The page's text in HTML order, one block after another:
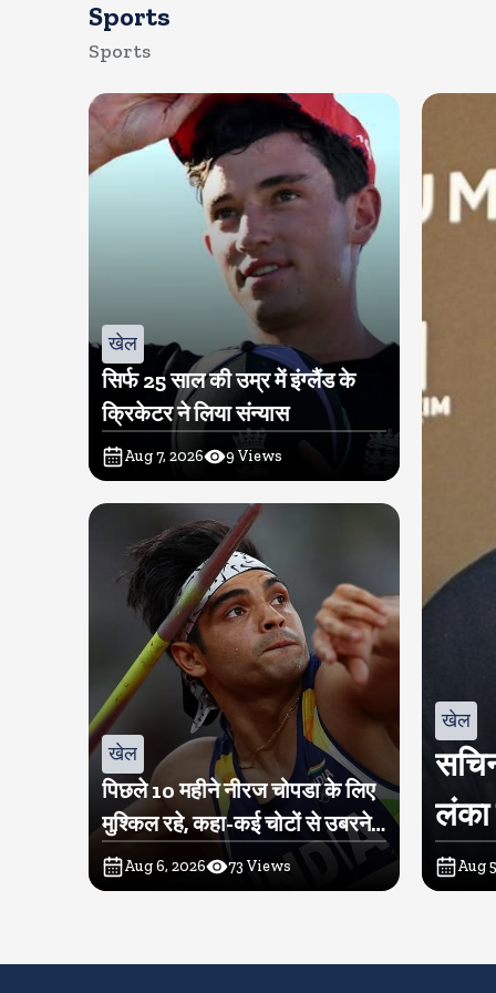
Sports
Sports
खेल
सिर्फ 25 साल की उम्र में इंग्लैंड के
क्रिकेटर ने लिया संन्यास
Aug 7, 2026 9 Views
खेल
पिछले 10 महीने नीरज चोपडा के लिए
मुश्किल रहे, कहा-कई चोटों से उबरने में
परेशानी हुई
Aug 6, 2026 73 Views
खेल
लंका
Aug